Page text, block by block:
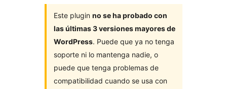
Este plugin no se ha probado con
las últimas 3 versiones mayores de
WordPress. Puede que ya no tenga
soporte ni lo mantenga nadie, o
puede que tenga problemas de
compatibilidad cuando se usa con